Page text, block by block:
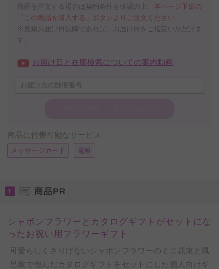
商品を注文する場合は契約条件を確認の上、 本ページ下部の
「この商品を購入する」ボタンよりご注文ください。
※最短お届け日以降であれば、お届け日をご指定いただけま
す。
お届け日と在庫検索についての案内動画
商品に付帯可能なサービス
メッセージカード 電報
1 商品PR
シャボンフラワーとカタログギフトがセットにな
ったお祝い用フラワーギフト
可愛らしくさりげないシャボンフラワーのミニ花束と風
呂敷で包んだカタログギフトをセットにした個人向けギ